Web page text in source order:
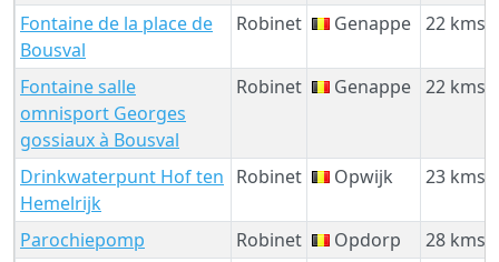
Fontaine de la place de
Bousval
Robinet Genappe 22 kms
Fontaine salle
omnisport Georges
gossiaux à Bousval
Robinet Genappe 22 kms
Drinkwaterpunt Hof ten
Hemelrijk
Robinet Opwijk 23 kms
Parochiepomp Robinet Opdorp
28 kms